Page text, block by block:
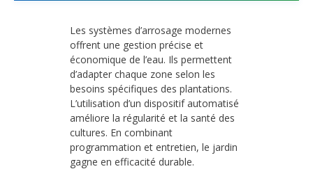
Les systèmes d’arrosage modernes
offrent une gestion précise et
économique de l’eau. Ils permettent
d’adapter chaque zone selon les
besoins spécifiques des plantations.
L’utilisation d’un dispositif automatisé
améliore la régularité et la santé des
cultures. En combinant
programmation et entretien, le jardin
gagne en efficacité durable.